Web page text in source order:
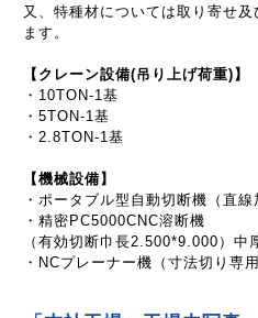
又、特種材については取り寄せ
ます。
【クレーン設備(吊り上げ荷重)】
・10TON-1基
・5TON-1基
・2.8TON-1基
【機械設備】
・ポータブル型自動切断機（直
・精密PC5000CNC溶断機
（有効切断巾長2.500*9.000）中
・NCプレーナー機（寸法切り専